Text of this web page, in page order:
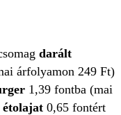
darált
árfolyamon 249 Ft)
1,39 fontba (mai
étolajat 0,65 fontért